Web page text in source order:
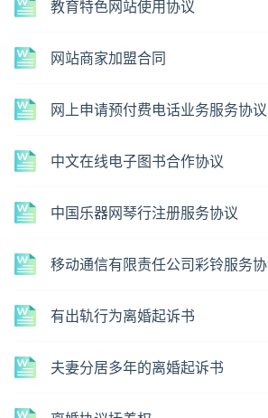
教育特色网站使用协议
网站商家加盟合同
网上申请预付费电话业务服务协议
中文在线电子图书合作协议
中国乐器网琴行注册服务协议
移动通信有限责任公司彩铃服务
有出轨行为离婚起诉书
夫妻分居多年的离婚起诉书